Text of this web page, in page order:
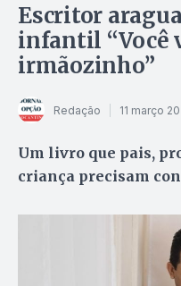
Escritor
infantil “Você
irmãozinho”
Redação 11 março
Um livro que pais,
criança precisam